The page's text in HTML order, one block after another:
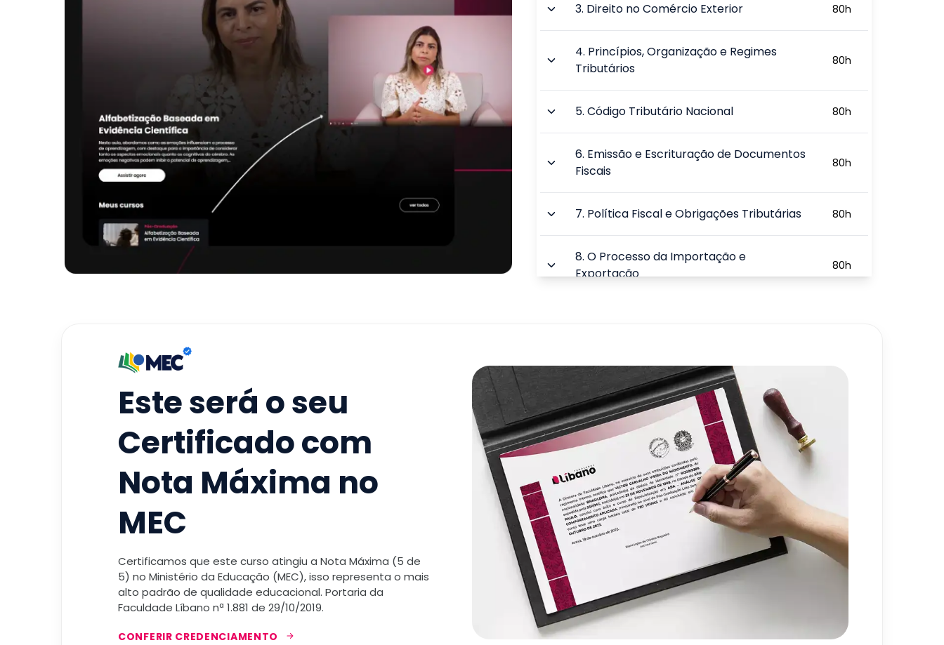
3. Direito no Comércio Exterior 80h
4. Princípios, Organização e Regimes
Tributários
80h
5.Código Tributário Nacional 80h
6. Emissão e Escrituração de Documentos
Fiscais
80h
7. Política Fiscal e Obrigações Tributárias 80h
8.O Processo da Importação e
Exportação
80h
TOTAL:
Este será o seu
Certificado com
Nota Máxima no
MEC
Certificamos que este curso atingiu a Nota Máxima (5 de
5) no Ministério da Educação (MEC), isso representa o mais
alto padrão de qualidade educacional. Portaria da
Faculdade Líbano nª 1.881 de 29/10/2019.
CONFERIR CREDENCIAMENTO